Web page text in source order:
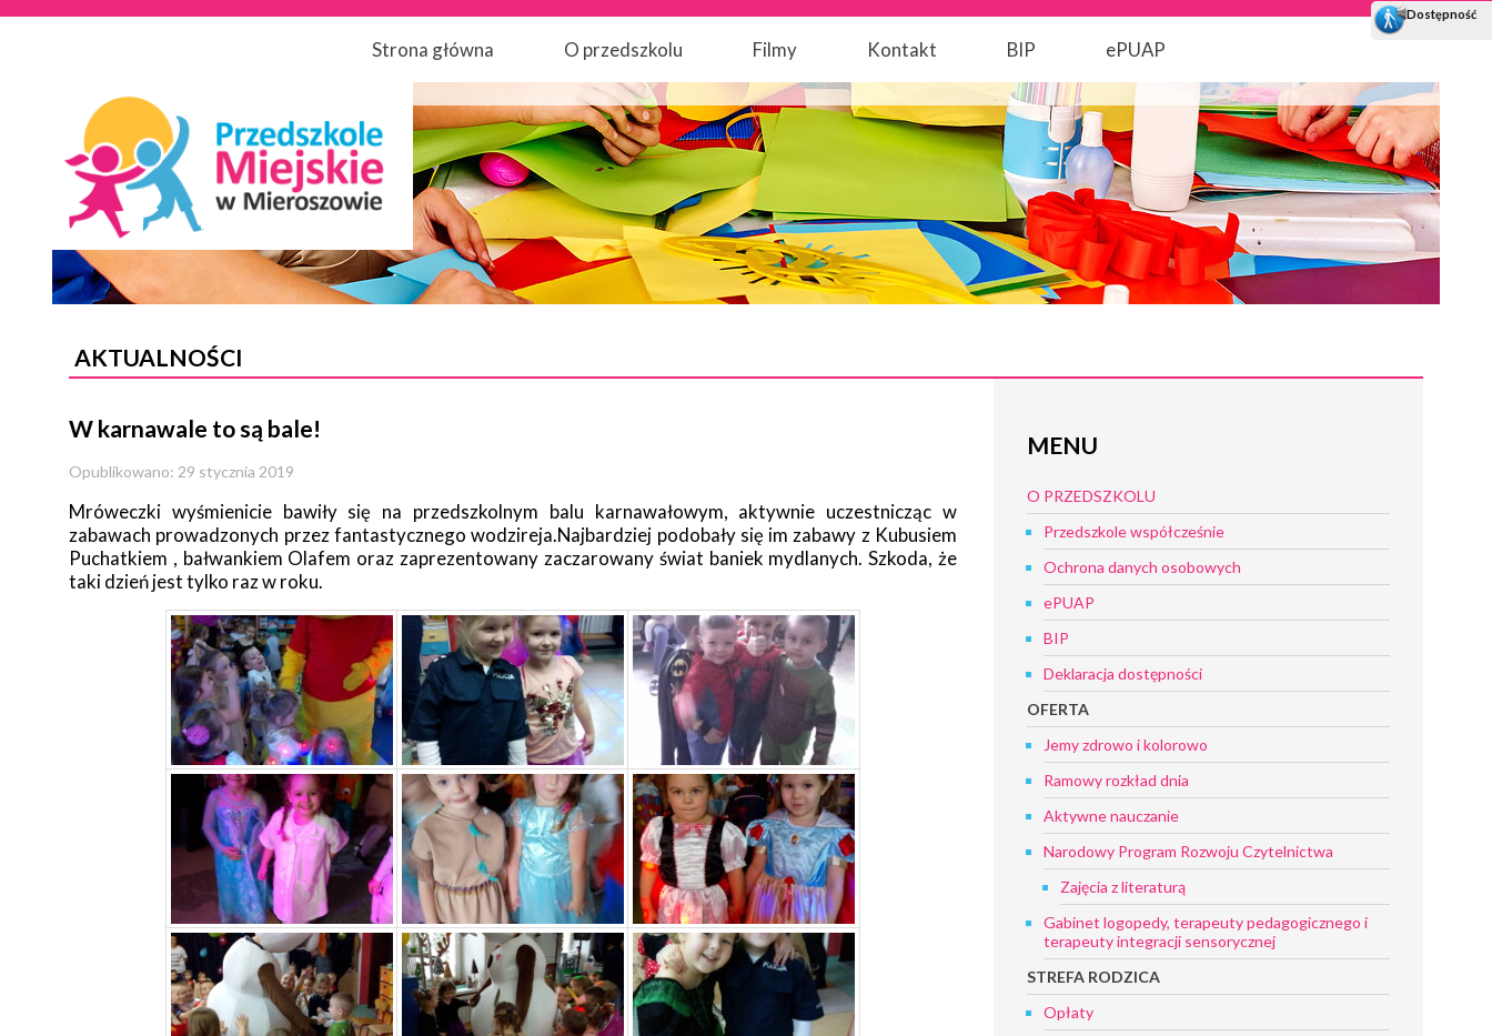
Strona główna O przedszkolu Filmy Kontakt BIP ePUAP
AKTUALNOŚCI
MENU
O PRZEDSZKOLU
Przedszkole współcześnie
Ochrona danych osobowych
ePUAP
BIP
Deklaracja dostępności
OFERTA
Jemy zdrowo i kolorowo
Ramowy rozkład dnia
Aktywne nauczanie
Narodowy Program Rozwoju Czytelnictwa
Zajęcia z literaturą
Gabinet logopedy, terapeuty pedagogicznego i
terapeuty integracji sensorycznej
STREFA RODZICA
Opłaty
W karnawale to są bale!
Opublikowano: 29 stycznia 2019
Mróweczki wyśmienicie bawiły się na przedszkolnym balu karnawałowym, aktywnie uczestnicząc w
zabawach prowadzonych przez fantastycznego wodzireja.Najbardziej podobały się im zabawy z Kubusiem
Puchatkiem , bałwankiem Olafem oraz zaprezentowany zaczarowany świat baniek mydlanych. Szkoda, że
taki dzień jest tylko raz w roku.